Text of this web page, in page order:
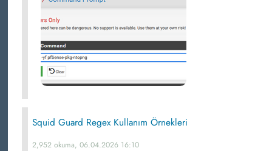
Squid Guard Regex Kullanım Örnekleri
2,952 okuma, 06.04.2026 16:10